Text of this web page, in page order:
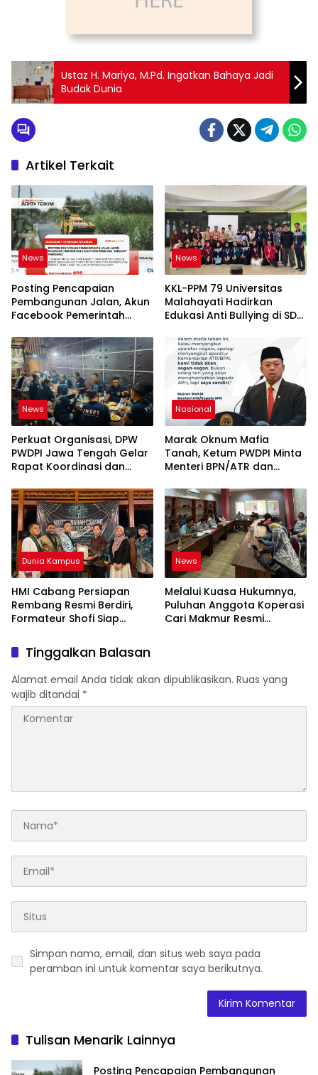
Ustaz H. Mariya, M.Pd. Ingatkan Bahaya Jadi
Budak Dunia
Artikel Terkait
News
Posting Pencapaian
Pembangunan Jalan, Akun
Facebook Pemerintah
“Dirujak” Warganet
News
KKL-PPM 79 Universitas
Malahayati Hadirkan
Edukasi Anti Bullying di SD
Metero
News
Perkuat Organisasi, DPW
PWDPI Jawa Tengah Gelar
Rapat Koordinasi dan
Pelantikan Pengurus Baru
Nasional
Marak Oknum Mafia
Tanah, Ketum PWDPI Minta
Menteri BPN/ATR dan
Karimun Kepri
Dunia Kampus
HMI Cabang Persiapan
Rembang Resmi Berdiri,
Formateur Shofi Siap
News
Melalui Kuasa Hukumnya,
Puluhan Anggota Koperasi
Cari Makmur Resmi
Tinggalkan Balasan
Alamat email Anda tidak akan dipublikasikan. Ruas yang
wajib ditandai *
Simpan nama, email, dan situs web saya pada
peramban ini untuk komentar saya berikutnya.
Tulisan Menarik Lainnya
Posting Pencapaian Pembangunan